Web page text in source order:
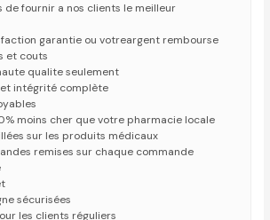
de fournir a nos clients le meilleur
garantie ou votreargent rembourse
et couts
qualite seulement
intégrité complète
moins cher que votre pharmacie locale
sur les produits médicaux
remises sur chaque commande
sécurisées
les clients réguliers